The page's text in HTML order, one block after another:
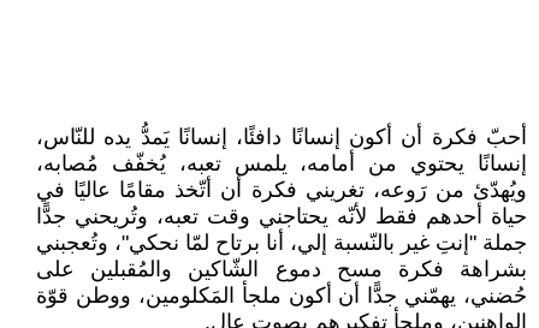
أحبّ فكرة أن أكون إنسانًا دافئًا، إنسانًا يَمدُّ يده للنّاس،
إنسانًا يحتوي من أمامه، يلمس تعبه، يُخفّف مُصابه،
ويُهدّئ من رَوعه، تغريني فكرة أن أتّخذ مقامًا عاليًا في
حياة أحدهم فقط لأنّه يحتاجني وقت تعبه، وتُريحني جدًّا
جملة "إنتِ غير بالنّسبة إلي، أنا برتاح لمّا نحكي"، وتُعجبني
بشراهة فكرة مسح دموع الشّاكين والمُقبلين على
حُضني، يهمّني جدًّا أن أكون ملجأ المَكلومين، ووطن قوّة
الواهنين، وملجأ تفكيرهم بصوت عالٍ.